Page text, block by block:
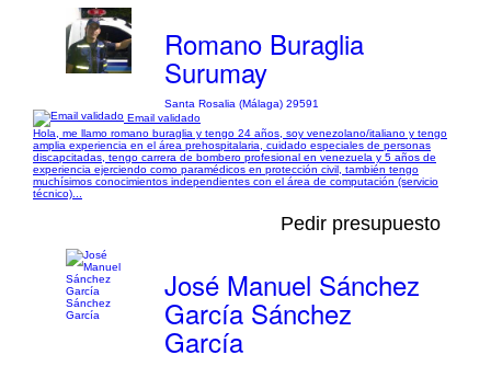
Romano Buraglia
Surumay
Santa Rosalia (Málaga) 29591
Email validado
Hola, me llamo romano buraglia y tengo 24 años, soy venezolano/italiano y tengo
amplia experiencia en el área prehospitalaria, cuidado especiales de personas
discapcitadas, tengo carrera de bombero profesional en venezuela y 5 años de
experiencia ejerciendo como paramédicos en protección civil, también tengo
muchísimos conocimientos independientes con el área de computación (servicio
técnico)...
Pedir presupuesto
José Manuel Sánchez
García Sánchez
García